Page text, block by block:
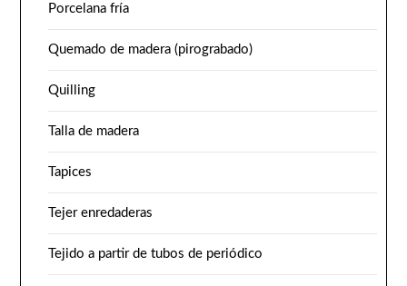
Porcelana fría
Quemado de madera (pirograbado)
Quilling
Talla de madera
Tapices
Tejer enredaderas
Tejido a partir de tubos de periódico